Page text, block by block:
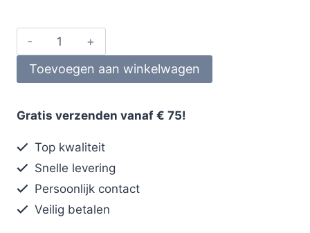
Toevoegen aan winkelwagen
Gratis verzenden vanaf € 75!
Top kwaliteit
Snelle levering
Persoonlijk contact
Veilig betalen